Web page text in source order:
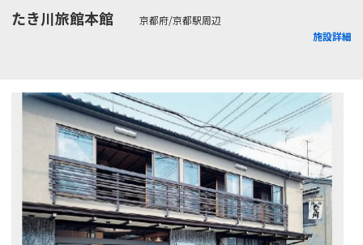
たき川旅館本館
京都府/京都駅周辺
施設詳細